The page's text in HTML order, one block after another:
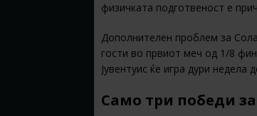
физичката подготвеност е
Дополнителен проблем за
гости во првиот меч од 1/8
Јувентуис ќе игра дури недела
Само три победи